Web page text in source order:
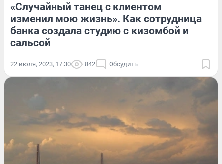
«Случайный танец с клиентом
изменил мою жизнь». Как сотрудница
банка создала студию с кизомбой и
сальсой
22 июля, 2023, 17:30 842 Обсудить